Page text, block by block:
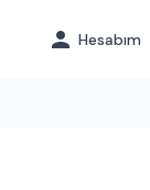
Hesabım